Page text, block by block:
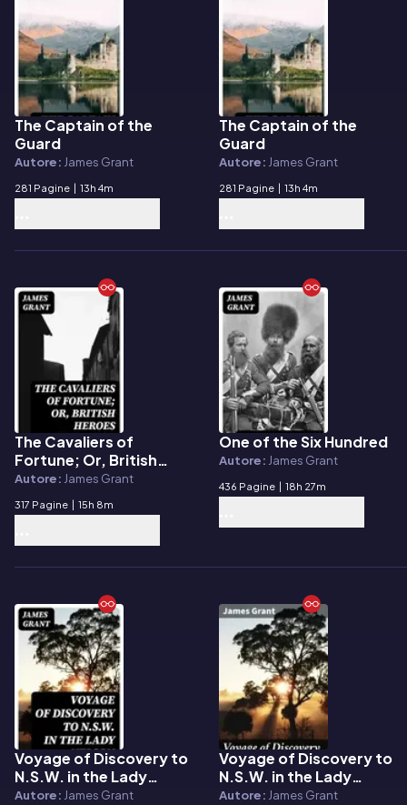
E-book
The Captain of the
Guard
Autore: James Grant
281 Pagine | 13h 4m
E-book
The Captain of the
Guard
Autore: James Grant
281 Pagine | 13h 4m
E-book
The Cavaliers of
Fortune; Or, British
Heroes in Foreign Wars
Autore: James Grant
317 Pagine | 15h 8m
E-book
One of the Six Hundred
Autore: James Grant
436 Pagine | 18h 27m
E-book
Voyage of Discovery to
N.S.W. in the Lady
Nelson in 1800
Autore: James Grant
E-book
Voyage of Discovery to
N.S.W. in the Lady
Nelson in 1800
Autore: James Grant